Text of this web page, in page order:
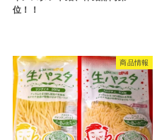
位！！
商品情報